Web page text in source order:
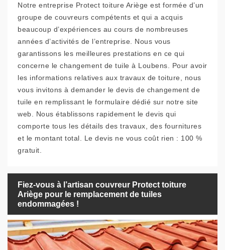
Notre entreprise Protect toiture Ariège est formée d’un
groupe de couvreurs compétents et qui a acquis
beaucoup d’expériences au cours de nombreuses
années d’activités de l’entreprise. Nous vous
garantissons les meilleures prestations en ce qui
concerne le changement de tuile à Loubens. Pour avoir
les informations relatives aux travaux de toiture, nous
vous invitons à demander le devis de changement de
tuile en remplissant le formulaire dédié sur notre site
web. Nous établissons rapidement le devis qui
comporte tous les détails des travaux, des fournitures
et le montant total. Le devis ne vous coût rien : 100 %
gratuit.
Fiez-vous à l’artisan couvreur Protect toiture
Ariège pour le remplacement de tuiles
endommagées !